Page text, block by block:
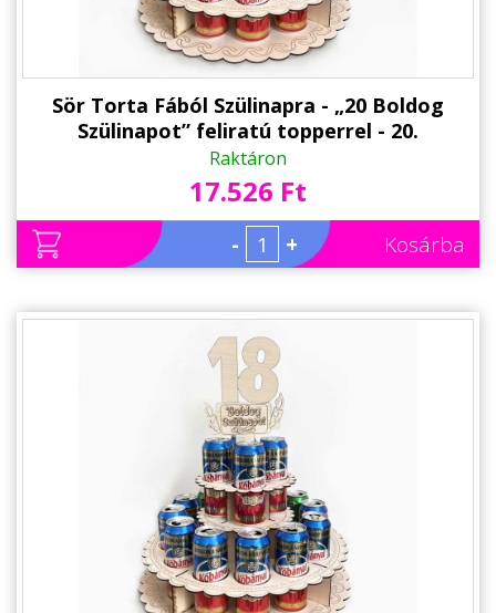
Sör Torta Fából Szülinapra - „20 Boldog
Szülinapot” feliratú topperrel - 20.
Születésnapi ajándék sörimádóknak
Raktáron
17.526 Ft
- + Kosárba